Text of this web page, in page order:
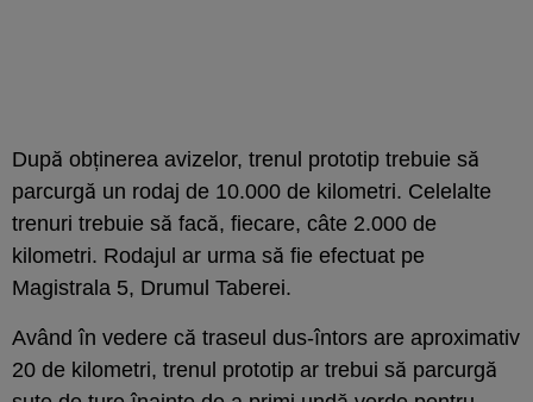
După obținerea avizelor, trenul prototip trebuie să
parcurgă un rodaj de 10.000 de kilometri. Celelalte
trenuri trebuie să facă, fiecare, câte 2.000 de
kilometri. Rodajul ar urma să fie efectuat pe
Magistrala 5, Drumul Taberei.
Având în vedere că traseul dus-întors are aproximativ
20 de kilometri, trenul prototip ar trebui să parcurgă